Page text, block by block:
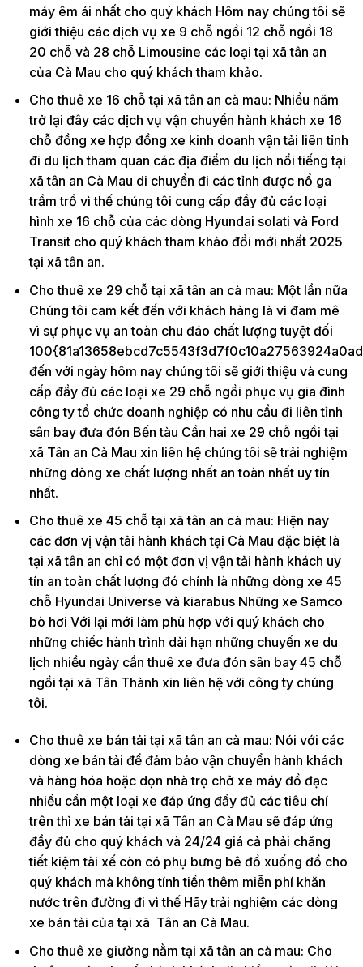
máy êm ái nhất cho quý khách Hôm nay chúng tôi sẽ
giới thiệu các dịch vụ xe 9 chỗ ngồi 12 chỗ ngồi 18
20 chỗ và 28 chỗ Limousine các loại tại xã tân an
của Cà Mau cho quý khách tham khảo.
Cho thuê xe 16 chỗ tại xã tân an cà mau: Nhiều năm
trở lại đây các dịch vụ vận chuyển hành khách xe 16
chỗ đồng xe hợp đồng xe kinh doanh vận tải liên tỉnh
đi du lịch tham quan các địa điểm du lịch nổi tiếng tại
xã tân an Cà Mau di chuyển đi các tỉnh được nổ ga
trầm trồ vì thế chúng tôi cung cấp đầy đủ các loại
hình xe 16 chỗ của các dòng Hyundai solati và Ford
Transit cho quý khách tham khảo đổi mới nhất 2025
tại xã tân an.
Cho thuê xe 29 chỗ tại xã tân an cà mau: Một lần nữa
Chúng tôi cam kết đến với khách hàng là vì đam mê
vì sự phục vụ an toàn chu đáo chất lượng tuyệt đối
đến với ngày hôm nay chúng tôi sẽ giới thiệu và cung
cấp đầy đủ các loại xe 29 chỗ ngồi phục vụ gia đình
công ty tổ chức doanh nghiệp có nhu cầu đi liên tỉnh
sân bay đưa đón Bến tàu Cần hai xe 29 chỗ ngồi tại
xã Tân an Cà Mau xin liên hệ chúng tôi sẽ trải nghiệm
những dòng xe chất lượng nhất an toàn nhất uy tín
nhất.
Cho thuê xe 45 chỗ tại xã tân an cà mau: Hiện nay
các đơn vị vận tải hành khách tại Cà Mau đặc biệt là
tại xã tân an chỉ có một đơn vị vận tải hành khách uy
tín an toàn chất lượng đó chính là những dòng xe 45
chỗ Hyundai Universe và kiarabus Những xe Samco
bò hơi Với lại mới làm phù hợp với quý khách cho
những chiếc hành trình dài hạn những chuyến xe du
lịch nhiều ngày cần thuê xe đưa đón sân bay 45 chỗ
ngồi tại xã Tân Thành xin liên hệ với công ty chúng
tôi.
Cho thuê xe bán tải tại xã tân an cà mau: Nói với các
dòng xe bán tải để đảm bảo vận chuyển hành khách
và hàng hóa hoặc dọn nhà trọ chở xe máy đồ đạc
nhiều cần một loại xe đáp ứng đầy đủ các tiêu chí
trên thì xe bán tải tại xã Tân an Cà Mau sẽ đáp ứng
đầy đủ cho quý khách và 24/24 giá cả phải chăng
tiết kiệm tài xế còn có phụ bưng bê đồ xuống đồ cho
quý khách mà không tính tiền thêm miễn phí khăn
nước trên đường đi vì thế Hãy trải nghiệm các dòng
xe bán tải của tại xã Tân an Cà Mau.
Cho thuê xe giường nằm tại xã tân an cà mau: Cho